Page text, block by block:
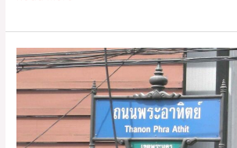
e
b
o
o
k
y
Li
n
k
e
บา
งก
อก
ฟ